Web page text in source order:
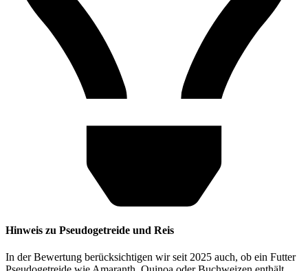
Hinweis zu Pseudogetreide und Reis
In der Bewertung berücksichtigen wir seit 2025 auch, ob ein Futter